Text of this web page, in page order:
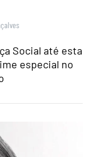
Social até esta
especial no